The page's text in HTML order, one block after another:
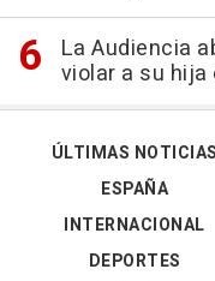
La Audiencia
violar a su hija
ÚLTIMAS NOTICIAS
ESPAÑA
INTERNACIONAL
DEPORTES